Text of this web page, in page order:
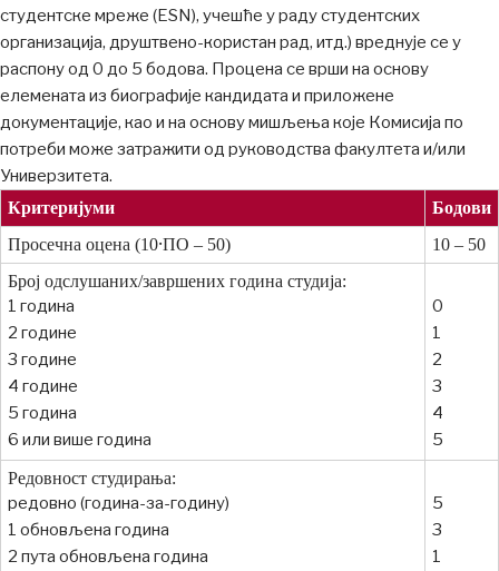
студентске мреже (ESN), учешће у раду студентских
организација, друштвено-користан рад, итд.) вреднује се у
распону од 0 до 5 бодова. Процена се врши на основу
елемената из биографије кандидата и приложене
документације, као и на основу мишљења које Комисија по
потреби може затражити од руководства факултета и/или
Универзитета.
Критеријуми
Бодови
Просечна оцена (10⸱ПО – 50)
10 – 50
Број одслушаних/завршених година студија:
1 година
2 године
3 године
4 године
5 година
6 или више година
0
1
2
3
4
5
Редовност студирања:
редовно (година-за-годину)
1 обновљена година
2 пута обновљена година
5
3
1